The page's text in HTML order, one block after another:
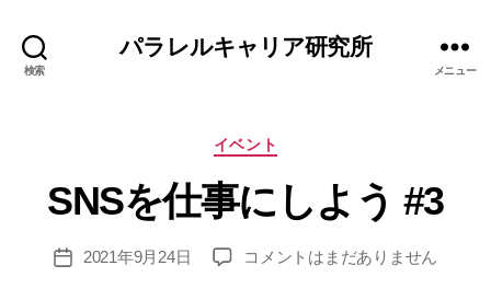
検索
パラレルキャリア研究所
メニュー
カ
ゴ
リ
イベント
SNSを仕事にしよう #3
稿
成
者
エ
投
2021年9月24日
SNS
コメントはまだありません